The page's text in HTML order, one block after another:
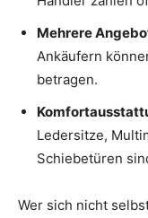
Mehrere
Ankäufern
betragen.
Ledersitze,
Schiebetüren
Wer sich nicht